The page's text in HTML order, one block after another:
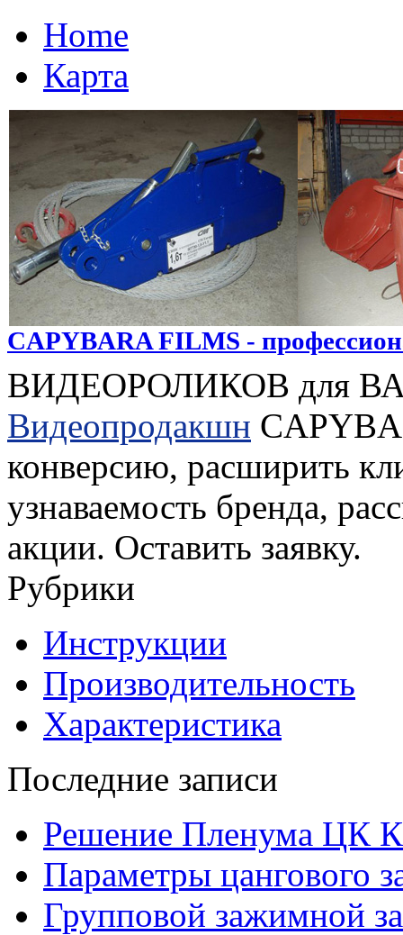
Home
Карта
CAPYBARA FILMS -
ВИДЕОРОЛИКОВ для
Видеопродакшн
конверсию, расширить
узнаваемость бренда,
акции. Оставить заявку.
Рубрики
Инструкции
Производительность
Характеристика
Последние записи
Решение Пленума ЦК
Параметры цангового
Групповой зажимной